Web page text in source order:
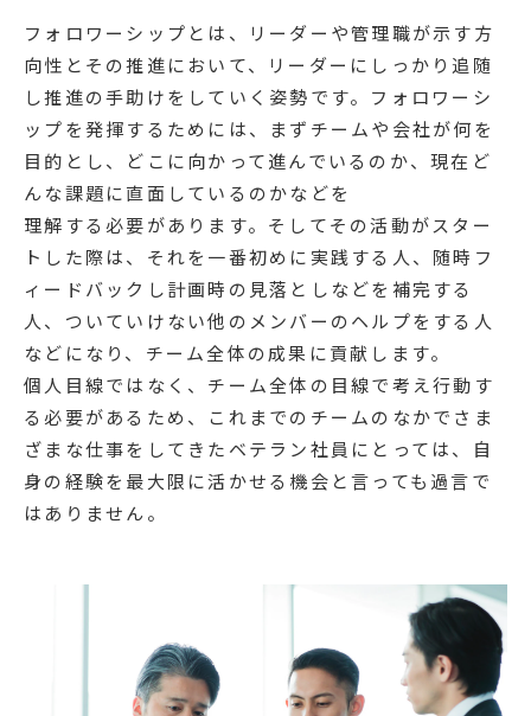
フォロワーシップとは、リーダーや管理職が示す方
向性とその推進において、リーダーにしっかり追随
し推進の手助けをしていく姿勢です。フォロワーシ
ップを発揮するためには、まずチームや会社が何を
目的とし、どこに向かって進んでいるのか、現在ど
んな課題に直面しているのかなどを
理解する必要があります。そしてその活動がスター
トした際は、それを一番初めに実践する人、随時フ
ィードバックし計画時の見落としなどを補完する
人、ついていけない他のメンバーのヘルプをする人
などになり、チーム全体の成果に貢献します。
個人目線ではなく、チーム全体の目線で考え行動す
る必要があるため、これまでのチームのなかでさま
ざまな仕事をしてきたベテラン社員にとっては、自
身の経験を最大限に活かせる機会と言っても過言で
はありません。